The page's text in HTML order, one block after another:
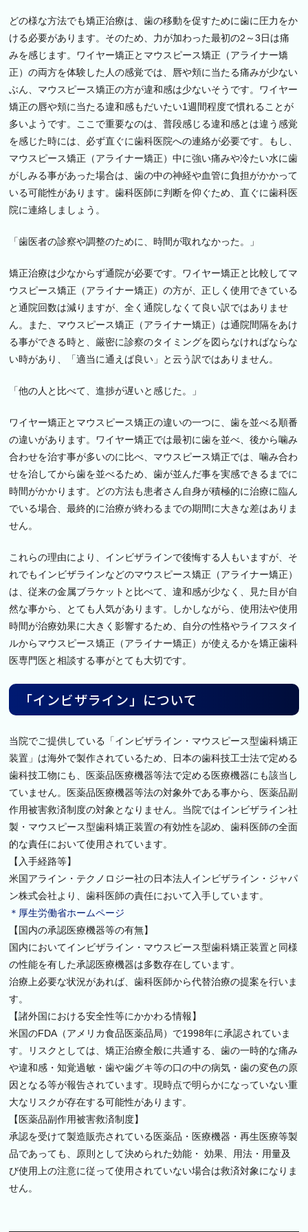
どの様な方法でも矯正治療は、歯の移動を促すために歯に圧力をか
ける必要があります。そのため、力が加わった最初の2 ～3日は痛
みを感じます。ワイヤー矯正とマウスピース矯正（アライナー矯
正）の両方を体験した人の感覚では、唇や頬に当たる痛みが少ない
ぶん、マウスピース矯正の方が違和感は少ないそうです。ワイヤー
矯正の唇や頬に当たる違和感もだいたい1週間程度で慣れることが
多いようです。ここで重要なのは、普段感じる違和感とは違う感覚
を感じた時には、必ず直ぐに歯科医院への連絡が必要です。もし、
マウスピース矯正（アライナー矯正）中に強い痛みや冷たい水に歯
がしみる事があった場合は、歯の中の神経や血管に負担がかかって
いる可能性があります。歯科医師に判断を仰ぐため、直ぐに歯科医
院に連絡しましょう。
「歯医者の診察や調整のために、時間が取れなかった。」
矯正治療は少なからず通院が必要です。ワイヤー矯正と比較してマ
ウスピース矯正（アライナー矯正）の方が、正しく使用できている
と通院回数は減りますが、全く通院しなくて良い訳ではありませ
ん。また、マウスピース矯正（アライナー矯正）は通院間隔をあけ
る事ができる時と、厳密に診察のタイミングを図らなければならな
い時があり、「適当に通えば良い」と云う訳ではありません。
「他の人と比べて、進捗が遅いと感じた。」
ワイヤー矯正とマウスピース矯正の違いの一つに、歯を並べる順番
の違いがあります。ワイヤー矯正では最初に歯を並べ、後から噛み
合わせを治す事が多いのに比べ、マウスピース矯正では、噛み合わ
せを治してから歯を並べるため、歯が並んだ事を実感できるまでに
時間がかかります。どの方法も患者さん自身が積極的に治療に臨ん
でいる場合、最終的に治療が終わるまでの期間に大きな差はありま
せん。
これらの理由により、インビザラインで後悔する人もいますが、そ
れでもインビザラインなどのマウスピース矯正（アライナー矯正）
は、従来の金属ブラケットと比べて、違和感が少なく、見た目が自
然な事から、とても人気があります。しかしながら、使用法や使用
時間が治療効果に大きく影響するため、自分の性格やライフスタイ
ルからマウスピース矯正（アライナー矯正）が使えるかを矯正歯科
医専門医と相談する事がとても大切です。
「インビザライン」について
当院でご提供している「インビザライン・マウスピース型歯科矯正
装置」は海外で製作されているため、日本の歯科技工士法で定める
歯科技工物にも、医薬品医療機器等法で定める医療機器にも該当し
ていません。医薬品医療機器等法の対象外である事から、医薬品副
作用被害救済制度の対象となりません。当院ではインビザライン社
製・マウスピース型歯科矯正装置の有効性を認め、歯科医師の全面
的な責任において使用されています。
【入手経路等】
米国アライン・テクノロジー社の日本法人インビザライン・ジャパ
ン株式会社より、歯科医師の責任において入手しています。
＊厚生労働省ホームページ
【国内の承認医療機器等の有無】
国内においてインビザライン・マウスピース型歯科矯正装置と同様
の性能を有した承認医療機器は多数存在しています。
治療上必要な状況があれば、歯科医師から代替治療の提案を行いま
す。
【諸外国における安全性等にかかわる情報】
米国のFDA（アメリカ食品医薬品局）で1998年に承認されていま
す。リスクとしては、矯正治療全般に共通する、歯の一時的な痛み
や違和感・知覚過敏・歯や歯グキ等の口の中の病気・歯の変色の原
因となる等が報告されています。現時点で明らかになっていない重
大なリスクが存在する可能性があります。
【医薬品副作用被害救済制度】
承認を受けて製造販売されている医薬品・医療機器・再生医療等製
品であっても、原則として決められた効能・ 効果、用法・用量及
び使用上の注意に従って使用されていない場合は救済対象になりま
せん。